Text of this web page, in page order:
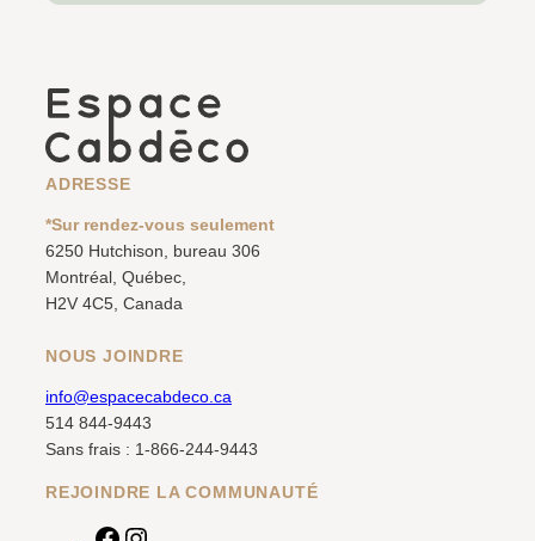
ADRESSE
*Sur rendez-vous seulement
6250 Hutchison, bureau 306
Montréal, Québec,
H2V 4C5, Canada
NOUS JOINDRE
info@espacecabdeco.ca
514 844-9443
Sans frais : 1-866-244-9443
REJOINDRE LA COMMUNAUTÉ
F